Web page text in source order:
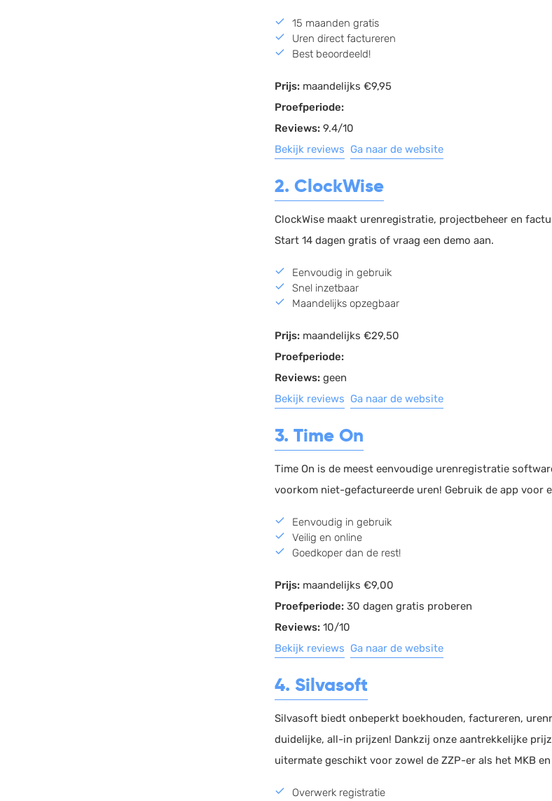
15 maanden gratis
Uren direct factureren
Best beoordeeld!
Prijs: maandelijks €9,95
Proefperiode:
Reviews: 9.4/10
Bekijk reviews Ga naar de website
2. ClockWise
ClockWise maakt urenregistratie, projectbeheer en
Start 14 dagen gratis of vraag een demo aan.
Eenvoudig in gebruik
Snel inzetbaar
Maandelijks opzegbaar
Prijs: maandelijks €29,50
Proefperiode:
Reviews: geen
Bekijk reviews Ga naar de website
3. Time On
Time On is de meest eenvoudige urenregistratie
voorkom niet-gefactureerde uren! Gebruik de app voor
Eenvoudig in gebruik
Veilig en online
Goedkoper dan de rest!
Prijs: maandelijks €9,00
Proefperiode: 30 dagen gratis proberen
Reviews: 10/10
Bekijk reviews Ga naar de website
4. Silvasoft
Silvasoft biedt onbeperkt boekhouden, factureren,
duidelijke, all-in prijzen! Dankzij onze aantrekkelijke
uitermate geschikt voor zowel de ZZP-er als het MKB
Overwerk registratie